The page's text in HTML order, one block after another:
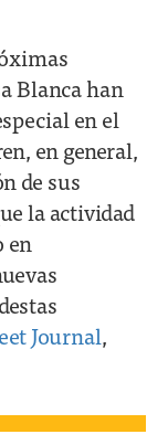
Blanca han
en el
en general,
de sus
la actividad
en
Journal,